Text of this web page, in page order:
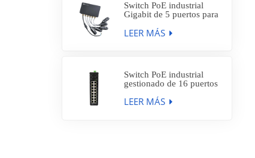
Switch PoE industrial
Gigabit de 5 puertos para
agua IP66, con 4 puertos
LEER MÁS
Switch PoE industrial
gestionado de 16 puertos
enlace ascendente SFP de
LEER MÁS